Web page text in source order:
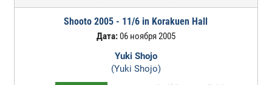
Shooto 2005 - 11/6 in Korakuen Hall
Дата:06 ноября 2005
Yuki Shojo
(Yuki Shojo)